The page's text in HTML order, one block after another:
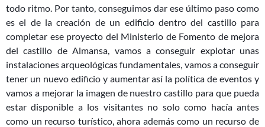
todo ritmo. Por tanto, conseguimos dar ese último paso como
es el de la creación de un edificio dentro del castillo para
completar ese proyecto del Ministerio de Fomento de mejora
del castillo de Almansa, vamos a conseguir explotar unas
instalaciones arqueológicas fundamentales, vamos a conseguir
tener un nuevo edificio y aumentar así la política de eventos y
vamos a mejorar la imagen de nuestro castillo para que pueda
estar disponible a los visitantes no solo como hacía antes
como un recurso turístico, ahora además como un recurso de